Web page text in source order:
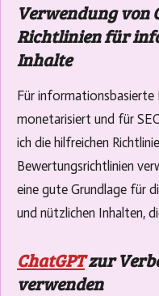
Verwendung von
Richtlinien für
Inhalte
Für informationsbasierte
monetarisiert und für
ich die hilfreichen
Bewertungsrichtlinien
eine gute Grundlage für
und nützlichen Inhalten,
ChatGPTzur
verwenden